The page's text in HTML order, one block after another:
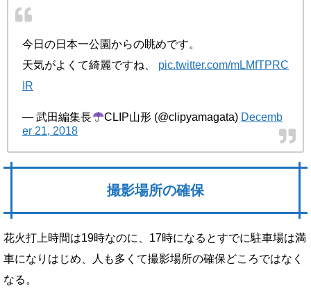
今日の日本一公園からの眺めです。
天気がよくて綺麗ですね、 pic.twitter.com/mLMfTPRC
IR
— 武田編集長 CLIP山形 (@clipyamagata) Decemb
er 21, 2018
撮影場所の確保
花火打上時間は19時なのに、17時になるとすでに駐車場は満
車になりはじめ、人も多くて撮影場所の確保どころではなく
なる。